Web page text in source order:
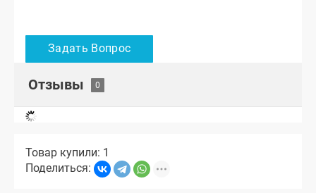
Отзывы
Товар купили: 1
Поделиться: